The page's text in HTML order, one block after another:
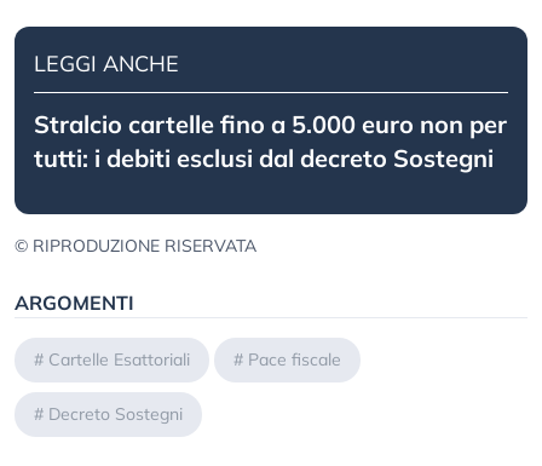
LEGGI ANCHE
Stralcio cartelle fino a 5.000 euro non per
tutti: i debiti esclusi dal decreto Sostegni
© RIPRODUZIONE RISERVATA
ARGOMENTI
# Cartelle Esattoriali # Pace fiscale
# Decreto Sostegni